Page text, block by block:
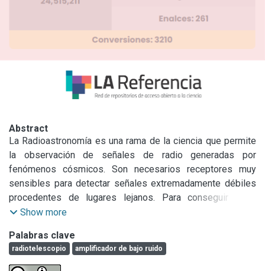
Abstract
La Radioastronomía es una rama de la ciencia que permite
la observación de señales de radio generadas por
fenómenos cósmicos. Son necesarios receptores muy
sensibles para detectar señales extremadamente débiles
procedentes de lugares lejanos. Para conseguir esas
sensibilidades los receptores radioastronómicos deben
amplificadores de bajo ruido.
Show more
Palabras clave
radiotelescopio amplificador de bajo ruido